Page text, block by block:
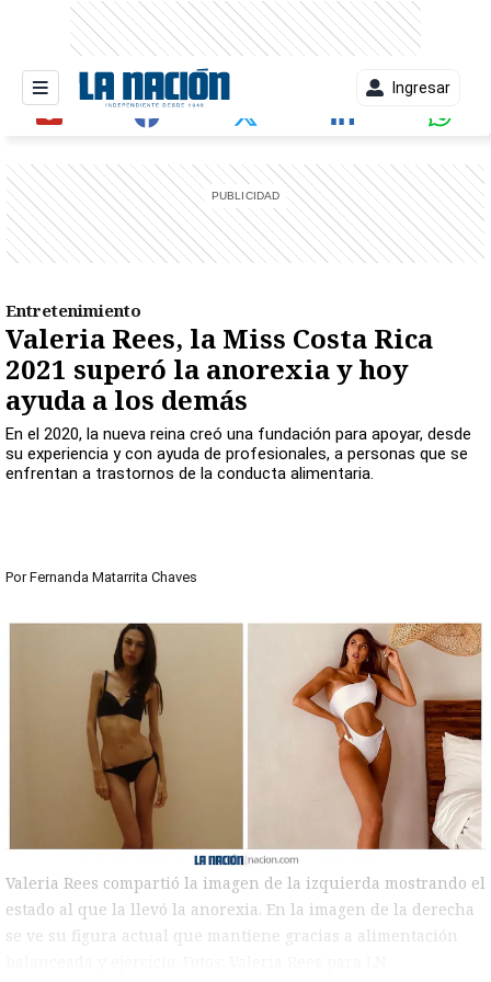
Ingresar
Entretenimiento
Valeria Rees, la Miss Costa Rica
2021 superó la anorexia y hoy
ayuda a los demás
En el 2020, la nueva reina creó una fundación para apoyar, desde
su experiencia y con ayuda de profesionales, a personas que se
enfrentan a trastornos de la conducta alimentaria.
Por Fernanda Matarrita Chaves
Valeria Rees compartió la imagen de la izquierda mostrando el
estado al que la llevó la anorexia. En la imagen de la derecha
se ve su figura actual que mantiene gracias a alimentación